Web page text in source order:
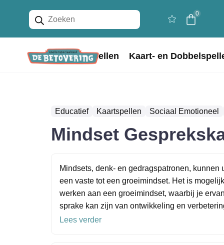
Producten
zoeken
0
Home Bordspellen Kaart- en
Educatief Kaartspellen Sociaal Emotioneel
Mindset
Mindsets, denk- en gedragspatronen, kunnen
een vaste tot een groeimindset. Het is
werken aan een groeimindset, waarbij je
sprake kan zijn van ontwikkeling en
Lees verder